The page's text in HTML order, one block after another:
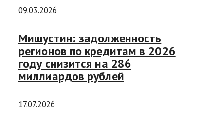
09.03.2026
Мишустин: задолженность
регионов по кредитам в 2026
году снизится на 286
миллиардов рублей
17.07.2026